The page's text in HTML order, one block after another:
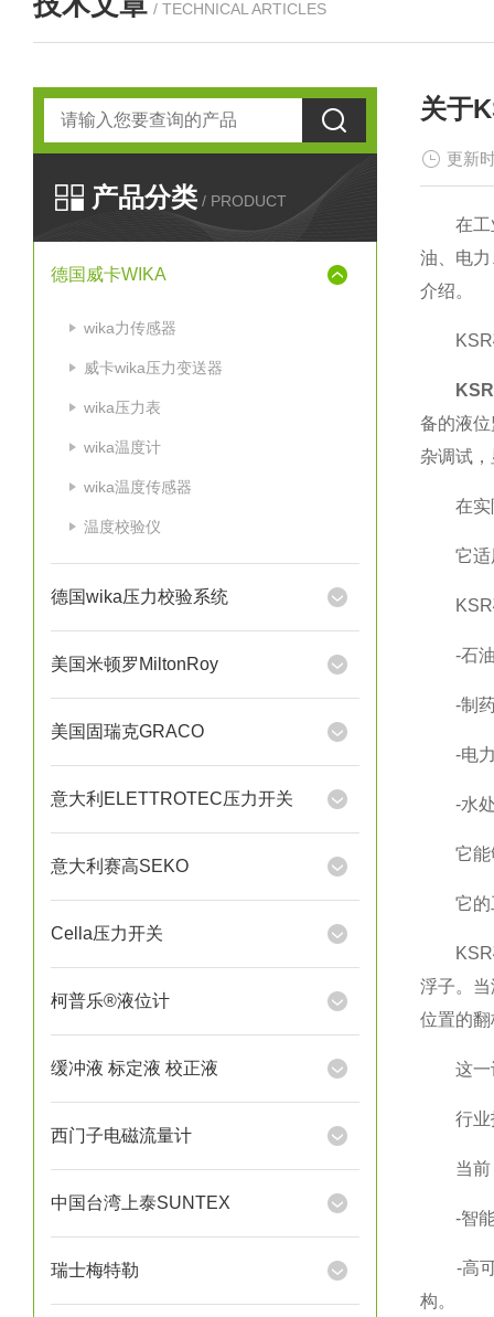
/ TECHNICAL ARTICLES
产品分类 / PRODUCT
德国威卡WIKA
wika力传感器
威卡wika压力变送器
wika压力表
wika温度计
wika温度传感器
温度校验仪
德国wika压力校验系统
美国米顿罗MiltonRoy
美国固瑞克GRACO
意大利ELETTROTEC压力开关
意大利赛高SEKO
Cella压力开关
柯普乐®液位计
缓冲液 标定液 校正液
西门子电磁流量计
中国台湾上泰SUNTEX
瑞士梅特勒
关于
更新
在工业
油、电
介绍。
KSR磁
备的液
杂调试
在实际
它适用
KSR磁
-石油
-制药
-电力
-水处
它能够
它的工
KSR磁
浮子。
位置的
这一设
行业技
当前，
-智能
-高可
构。